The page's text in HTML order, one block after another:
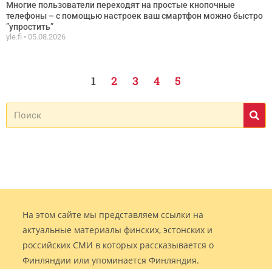
Многие пользователи переходят на простые кнопочные
телефоны – с помощью настроек ваш смартфон можно быстро
”упростить”
yle.fi 05.08.2026
1 2 3 4 5
На этом сайте мы представляем ссылки на
актуальные материалы финских, эстонских и
российских СМИ в которых рассказывается о
Финляндии или упоминается Финляндия.